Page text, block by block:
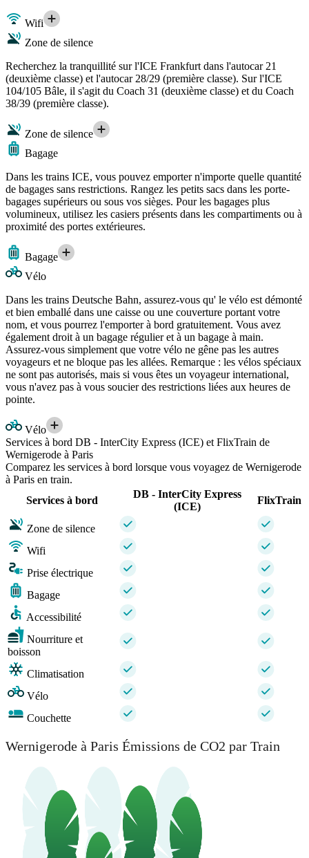
Wifi
Zone de silence
Recherchez la tranquillité sur l'ICE Frankfurt dans l'autocar 21
(deuxième classe) et l'autocar 28/29 (première classe). Sur l'ICE
104/105 Bâle, il s'agit du Coach 31 (deuxième classe) et du Coach
38/39 (première classe).
Zone de silence
Bagage
Dans les trains ICE, vous pouvez emporter n'importe quelle quantité
de bagages sans restrictions. Rangez les petits sacs dans les porte-
bagages supérieurs ou sous vos sièges. Pour les bagages plus
volumineux, utilisez les casiers présents dans les compartiments ou à
proximité des portes extérieures.
Bagage
Vélo
Dans les trains Deutsche Bahn, assurez-vous qu' le vélo est démonté
et bien emballé dans une caisse ou une couverture portant votre
nom, et vous pourrez l'emporter à bord gratuitement. Vous avez
également droit à un bagage régulier et à un bagage à main.
Assurez-vous simplement que votre vélo ne gêne pas les autres
voyageurs et ne bloque pas les allées. Remarque : les vélos spéciaux
ne sont pas autorisés, mais si vous êtes un voyageur international,
vous n'avez pas à vous soucier des restrictions liées aux heures de
pointe.
Vélo
Services à bord DB - InterCity Express (ICE) et FlixTrain de
Wernigerode à Paris
Comparez les services à bord lorsque vous voyagez de Wernigerode
à Paris en train.
Services à bord
DB - InterCity Express
(ICE)
FlixTrain
Zone de silence
Wifi
Prise électrique
Bagage
Accessibilité
Nourriture et
boisson
Climatisation
Vélo
Couchette
Wernigerode à Paris Émissions de CO2 par Train